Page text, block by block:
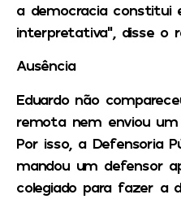
a democracia constitui
interpretativa”, disse o
Ausência
Eduardo não
remota nem enviou
Por isso, a Defensoria
mandou um defensor
colegiado para fazer a